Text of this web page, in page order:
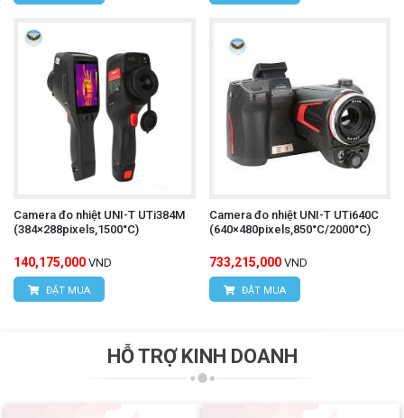
Camera đo nhiệt UNI-T UTi384M
(384×288pixels,1500°C)
140,175,000 VND
ĐẶT MUA
Camera đo nhiệt UNI-T UTi640C
(640×480pixels,850°C/2000°C)
733,215,000 VND
ĐẶT MUA
HỖ TRỢ KINH DOANH